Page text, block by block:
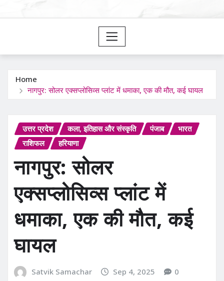
Home
नागपुर: सोलर एक्सप्लोसिव्स प्लांट में धमाका, एक की मौत, कई घायल
उत्तर प्रदेश कला, इतिहास और संस्कृति पंजाब
भारत
राशिफल
हरियाणा
नागपुर: सोलर
एक्सप्लोसिव्स प्लांट में
धमाका, एक की मौत, कई
घायल
Satvik Samachar Sep 4, 2025 0